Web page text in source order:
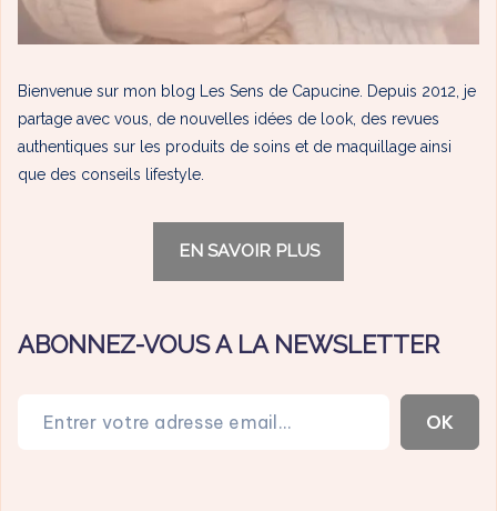
Bienvenue sur mon blog Les Sens de Capucine. Depuis 2012, je
partage avec vous, de nouvelles idées de look, des revues
authentiques sur les produits de soins et de maquillage ainsi
que des conseils lifestyle.
EN SAVOIR PLUS
ABONNEZ-VOUS A LA NEWSLETTER
OK